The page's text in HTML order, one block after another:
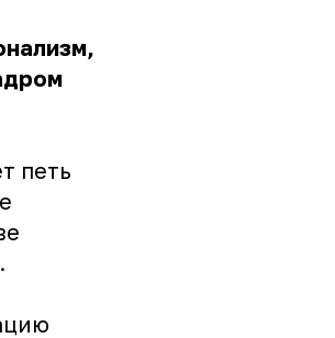
петь